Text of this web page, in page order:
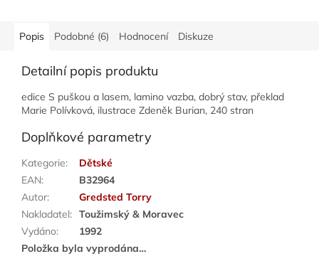
Popis Podobné (6) Hodnocení Diskuze
Detailní popis produktu
edice S puškou a lasem, lamino vazba, dobrý stav, překlad
Marie Polívková, ilustrace Zdeněk Burian, 240 stran
Doplňkové parametry
Kategorie:
Dětské
EAN:
B32964
Autor:
Gredsted Torry
Nakladatel: Toužimský & Moravec
Vydáno:
1992
Položka byla vyprodána…